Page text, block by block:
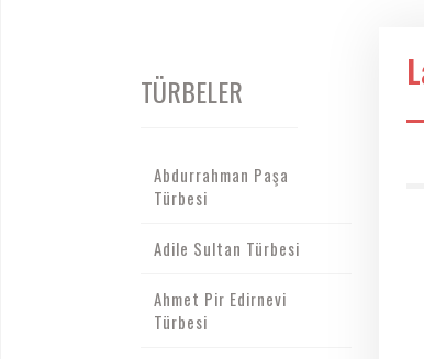
TÜRBELER
Abdurrahman Paşa
Türbesi
Adile Sultan Türbesi
Ahmet Pir Edirnevi
Türbesi